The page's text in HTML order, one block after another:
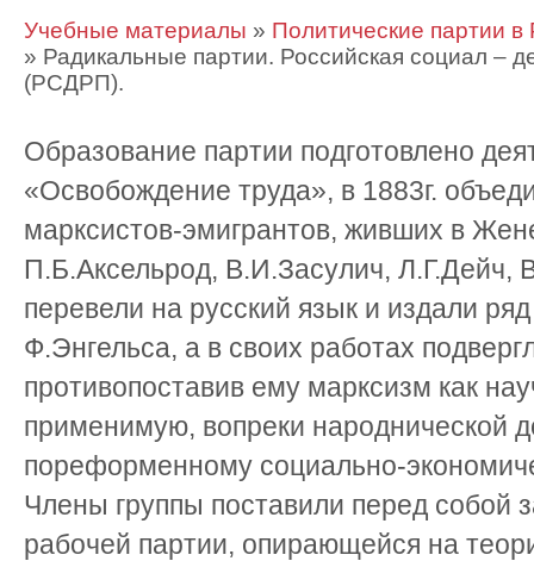
Учебные материалы » Политические партии в
» Радикальные партии. Российская социал –
(РСДРП).
Образование партии подготовлено
«Освобождение труда», в 1883г.
марксистов-эмигрантов, живших в
П.Б.Аксельрод, В.И.Засулич, Л.Г.Дейч,
перевели на русский язык и издали
Ф.Энгельса, а в своих работах
противопоставив ему марксизм как
применимую, вопреки народнической
пореформенному социально-
Члены группы поставили перед собой
рабочей партии, опирающейся на